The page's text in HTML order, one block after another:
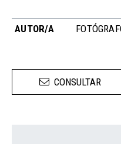
AUTOR/A
CONSULTAR